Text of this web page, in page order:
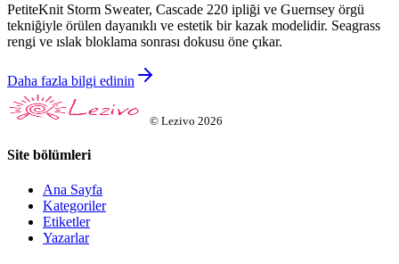
PetiteKnit Storm Sweater, Cascade 220 ipliği ve Guernsey örgü
tekniğiyle örülen dayanıklı ve estetik bir kazak modelidir. Seagrass
rengi ve ıslak bloklama sonrası dokusu öne çıkar.
Daha fazla bilgi edinin
© Lezivo 2026
Site bölümleri
Ana Sayfa
Kategoriler
Etiketler
Yazarlar